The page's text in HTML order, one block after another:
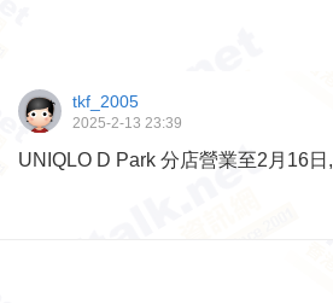
tkf_2005
2025-2-13 23:39
UNIQLO D Park 分店營業至2月16日,